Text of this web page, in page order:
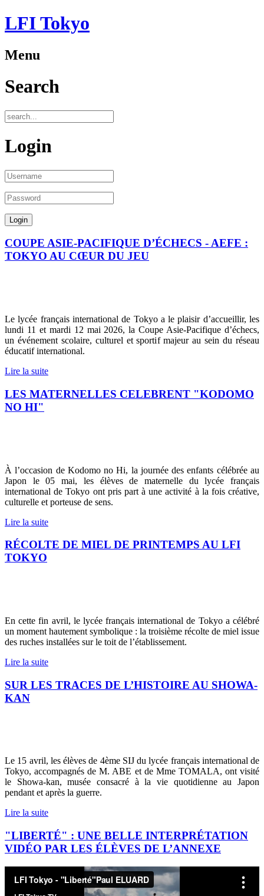
LFI Tokyo
Menu
Search
Login
COUPE ASIE-PACIFIQUE D’ÉCHECS - AEFE :
TOKYO AU CŒUR DU JEU
Le lycée français international de Tokyo a le plaisir d’accueillir, les
lundi 11 et mardi 12 mai 2026, la Coupe Asie-Pacifique d’échecs,
un événement scolaire, culturel et sportif majeur au sein du réseau
éducatif international.
Lire la suite
LES MATERNELLES CELEBRENT "KODOMO
NO HI"
À l’occasion de Kodomo no Hi, la journée des enfants célébrée au
Japon le 05 mai, les élèves de maternelle du lycée français
international de Tokyo ont pris part à une activité à la fois créative,
culturelle et porteuse de sens.
Lire la suite
RÉCOLTE DE MIEL DE PRINTEMPS AU LFI
TOKYO
En cette fin avril, le lycée français international de Tokyo a célébré
un moment hautement symbolique : la troisième récolte de miel issue
des ruches installées sur le toit de l’établissement.
Lire la suite
SUR LES TRACES DE L’HISTOIRE AU SHOWA-
KAN
Le 15 avril, les élèves de 4ème SIJ du lycée français international de
Tokyo, accompagnés de M. ABE et de Mme TOMALA, ont visité
le Showa-kan, musée consacré à la vie quotidienne au Japon
pendant et après la guerre.
Lire la suite
"LIBERTÉ" : UNE BELLE INTERPRÉTATION
VIDÉO PAR LES ÉLÈVES DE L’ANNEXE